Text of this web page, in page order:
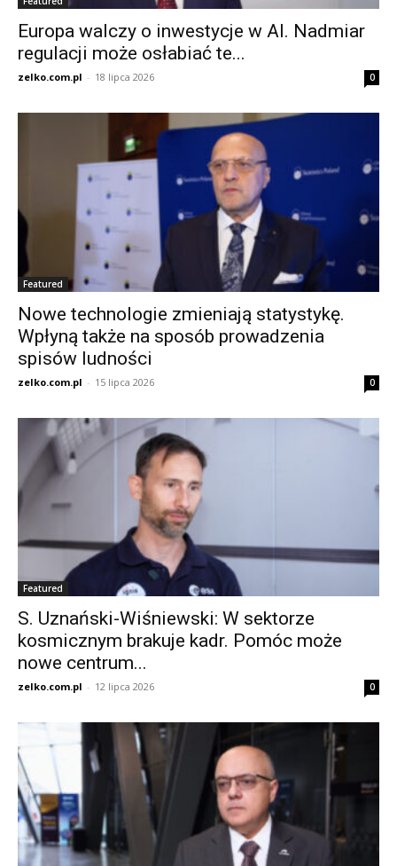
Europa walczy o inwestycje w AI. Nadmiar
regulacji może osłabiać te...
zelko.com.pl - 18 lipca 2026 0
Featured
Nowe technologie zmieniają statystykę.
Wpłyną także na sposób prowadzenia
spisów ludności
zelko.com.pl - 15 lipca 2026 0
Featured
S. Uznański-Wiśniewski: W sektorze
kosmicznym brakuje kadr. Pomóc może
nowe centrum...
zelko.com.pl - 12 lipca 2026 0